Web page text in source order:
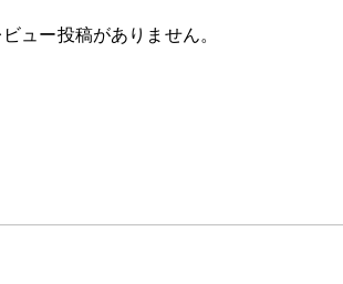
ビュー投稿がありません。